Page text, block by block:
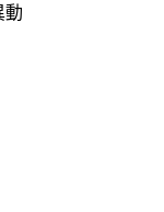
動